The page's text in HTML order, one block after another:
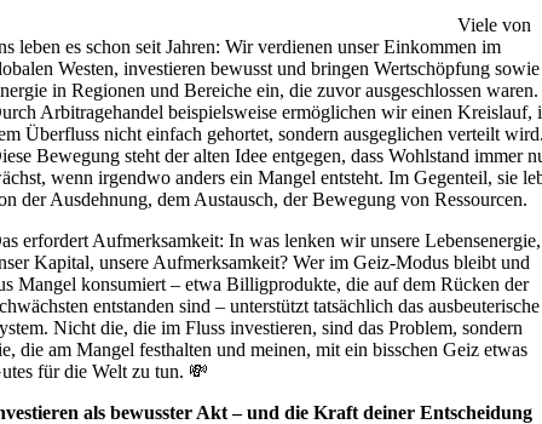
Viele von
leben es schon seit Jahren: Wir verdienen unser Einkommen im
Westen, investieren bewusst und bringen Wertschöpfung sowie
in Regionen und Bereiche ein, die zuvor ausgeschlossen waren.
Arbitragehandel beispielsweise ermöglichen wir einen Kreislauf,
Überfluss nicht einfach gehortet, sondern ausgeglichen verteilt
Bewegung steht der alten Idee entgegen, dass Wohlstand immer
wenn irgendwo anders ein Mangel entsteht. Im Gegenteil, sie
der Ausdehnung, dem Austausch, der Bewegung von Ressourcen.
erfordert Aufmerksamkeit: In was lenken wir unsere Lebensenergie,
Kapital, unsere Aufmerksamkeit? Wer im Geiz-Modus bleibt und
Mangel konsumiert – etwa Billigprodukte, die auf dem Rücken der
entstanden sind – unterstützt tatsächlich das ausbeuterische
Nicht die, die im Fluss investieren, sind das Problem, sondern
die am Mangel festhalten und meinen, mit ein bisschen Geiz etwas
für die Welt zu tun. 💸
als bewusster Akt – und die Kraft deiner Entscheidung